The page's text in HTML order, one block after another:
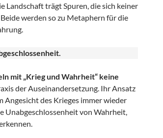
Landschaft trägt Spuren, die sich keiner
werden so zu Metaphern für die
mit „Krieg und Wahrheit“ keine
der Auseinandersetzung. Ihr Ansatz
des Krieges immer wieder
Unabgeschlossenheit von Wahrheit,